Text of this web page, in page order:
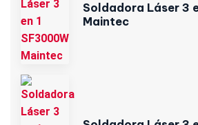
Soldadora Láser 3
Maintec